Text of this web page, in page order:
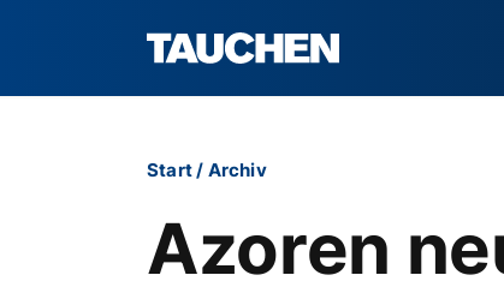
Start/ Archiv
Azoren